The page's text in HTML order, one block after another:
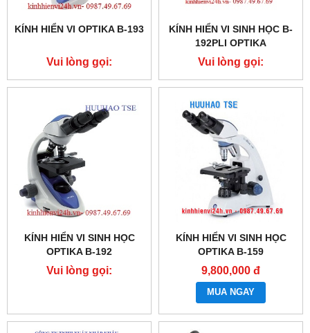
KÍNH HIỂN VI OPTIKA B-193
Vui lòng gọi:
0987.49.67.69
KÍNH HIỂN VI SINH HỌC B-
192PLI OPTIKA
Vui lòng gọi:
0987.49.67.69
KÍNH HIỂN VI SINH HỌC
OPTIKA B-192
Vui lòng gọi:
KÍNH HIỂN VI SINH HỌC
OPTIKA B-159
9,800,000 đ
MUA NGAY